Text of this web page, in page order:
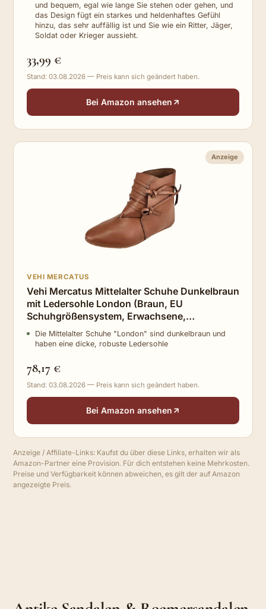
und bequem, egal wie lange Sie stehen oder gehen, und
das Design fügt ein starkes und heldenhaftes Gefühl
hinzu, das sehr auffällig ist und Sie wie ein Ritter, Jäger,
Soldat oder Krieger aussieht.
33,99 €
Stand: 03.08.2026 — Preis kann sich geändert haben.
Bei Amazon ansehen
Anzeige
VEHI MERCATUS
Vehi Mercatus Mittelalter Schuhe Dunkelbraun
mit Ledersohle London (Braun, EU
Schuhgrößensystem, Erwachsene,
Numerisch, M, 43)
Die Mittelalter Schuhe "London" sind dunkelbraun und
haben eine dicke, robuste Ledersohle
78,17 €
Stand: 03.08.2026 — Preis kann sich geändert haben.
Bei Amazon ansehen
Anzeige / Affiliate-Links: Kaufst du über diese Links, erhalten wir als
Amazon-Partner eine Provision. Für dich entstehen keine Mehrkosten.
Preise und Verfügbarkeit können abweichen, es gilt der auf Amazon
angezeigte Preis.